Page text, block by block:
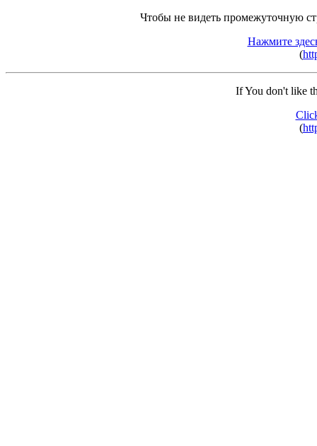
Чтобы не видеть промежуточную
Нажмите
(
If You don't like
(